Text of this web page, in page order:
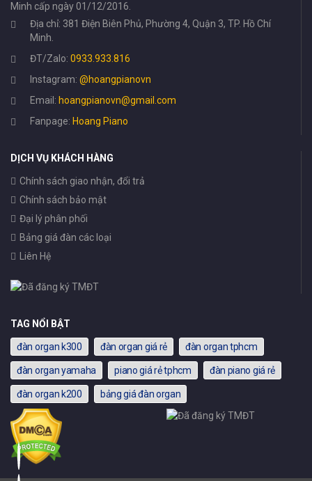
Minh cấp ngày 01/12/2016.
Địa chỉ: 381 Điện Biên Phủ, Phường 4, Quận 3, TP. Hồ Chí
Minh.
ĐT/Zalo: 0933.933.816
Instagram: @hoangpianovn
Email: hoangpianovn@gmail.com
Fanpage: Hoang Piano
DỊCH VỤ KHÁCH HÀNG
Chính sách giao nhận, đổi trả
Chính sách bảo mật
Đại lý phân phối
Bảng giá đàn các loại
Liên Hệ
TAG NỔI BẬT
đàn organ k300 đàn organ giá rẻ đàn organ tphcm
đàn organ yamaha piano giá rẻ tphcm đàn piano giá rẻ
đàn organ k200 bảng giá đàn organ